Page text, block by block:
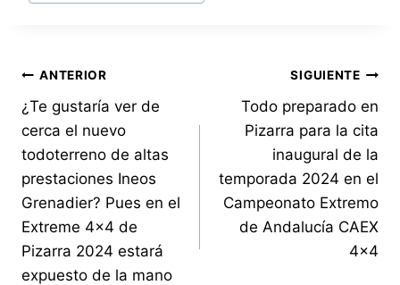
Navegación
de
entradas
ANTERIOR
¿Te gustaría ver de
cerca el nuevo
todoterreno de altas
prestaciones Ineos
Grenadier? Pues en el
Extreme 4×4 de
Pizarra 2024 estará
expuesto de la mano
SIGUIENTE
Todo preparado en
Pizarra para la cita
inaugural de la
temporada 2024 en el
Campeonato Extremo
de Andalucía CAEX
4×4